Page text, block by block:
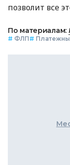
позволит все
По материалам:
# ФЛП#